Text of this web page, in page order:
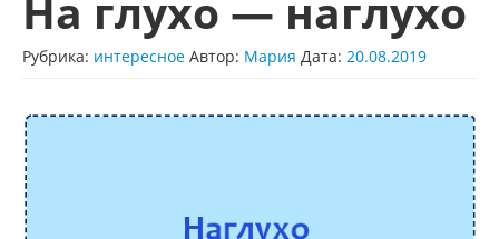
Блог
На глухо — наглухо
Рубрика: интересное Автор: Мария Дата: 20.08.2019